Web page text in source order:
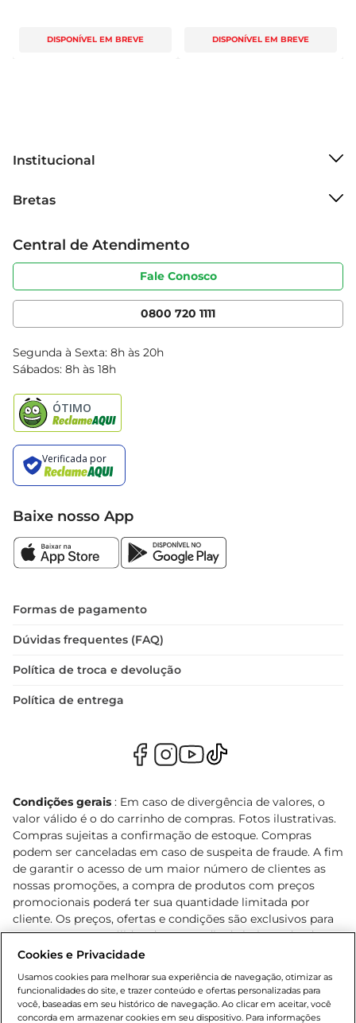
DISPONÍVEL EM BREVE DISPONÍVEL EM BREVE
Institucional
Grupo Cencosud
Sobre privacidade
Portal do fornecedor
Cencosud Media
Bretas
Produtos Bretas
Código de ética
Serviços
Clube Bretas
Blog Bretas
Black Friday
Central de Atendimento
Fale Conosco
0800 720 1111
Segunda à Sexta: 8h às 20h
Sábados: 8h às 18h
Baixe nosso App
Formas de pagamento
Dúvidas frequentes (FAQ)
Política de troca e devolução
Política de entrega
Condições gerais : Em caso de divergência de valores, o
valor válido é o do carrinho de compras. Fotos ilustrativas.
Compras sujeitas a confirmação de estoque. Compras
podem ser canceladas em caso de suspeita de fraude. A fim
de garantir o acesso de um maior número de clientes as
nossas promoções, a compra de produtos com preços
promocionais poderá ter sua quantidade limitada por
cliente. Os preços, ofertas e condições são exclusivos para
o e-commerce e válidos durante o dia de hoje, podendo
sofrer alterações sem prévia notificação. Proibida a venda
Lei n.º 8069/90, art. 81, inciso II (Estatuto da Criança e do
Adolescente). Preços e condições exclusivos para o
www.bretas.com.br, podendo sofrer alterações sem aviso
Cookies e Privacidade
Usamos cookies para melhorar sua experiência de navegação, otimizar as
funcionalidades do site, e trazer conteúdo e ofertas personalizadas para
você, baseadas em seu histórico de navegação. Ao clicar em aceitar, você
concorda em armazenar cookies em seu dispositivo. Para informações